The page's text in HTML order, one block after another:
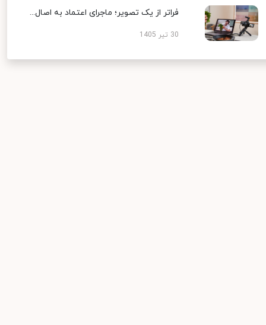
فراتر از یک تصویر؛ ماجرای اعتماد به اصال...
30 تیر 1405